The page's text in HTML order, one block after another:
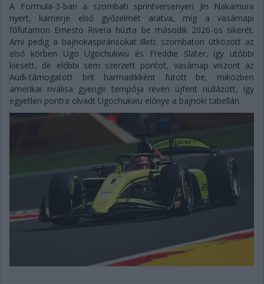
A Formula-3-ban a szombati sprintversenyen Jin Nakamura
nyert, karrierje első győzelmét aratva, míg a vasárnapi
főfutamon Ernesto Rivera húzta be második 2026-os sikerét.
Ami pedig a bajnokaspiránsokat illeti: szombaton ütközött az
első körben Ugo Ugochukwu és Freddie Slater, így utóbbi
kiesett, de előbbi sem szerzett pontot, vasárnap viszont az
Audi-támogatott brit harmadikként futott be, miközben
amerikai riválisa gyenge tempója révén újfent nullázott, így
egyetlen pontra olvadt Ugochukwu előnye a bajnoki tabellán.